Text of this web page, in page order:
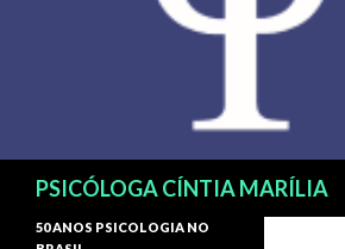
PSICÓLOGA CÍNTIA MARÍLIA
50 ANOS PSICOLOGIA NO